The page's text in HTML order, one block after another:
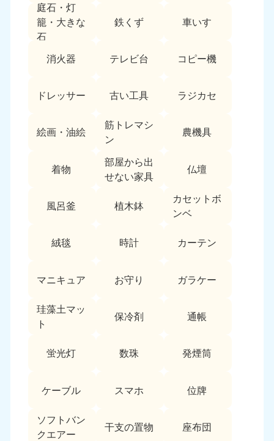
庭石・灯
籠・大きな
石
鉄くず 車いす
消火器 テレビ台 コピー機
ドレッサー 古い工具 ラジカセ
絵画・油絵
筋トレマシ
ン
農機具
着物
部屋から出
せない家具
仏壇
風呂釜 植木鉢
カセットボ
ンベ
絨毯 時計 カーテン
マニキュア お守り ガラケー
珪藻土マッ
ト
保冷剤 通帳
蛍光灯 数珠 発煙筒
ケーブル スマホ 位牌
ソフトバン
クエアー
干支の置物 座布団
和歌山県
050-1881-5248
9:00〜19:00 年中無休
中国
050-1881-5146 050-1880-9900
広島県
050-1881-5144
9:00〜19:00 年中無休
鳥取県
050-1881-5156
9:00〜19:00 年中無休
050-1881-5145
四国
050-1880-9899 050-1880-9898
9:00〜19:00 年中無休
高知県
9:00〜19:00 年中無休
福岡県
050-1880-9895
9:00〜19:00 年中無休
佐賀県
9:00〜19:00 年中無休